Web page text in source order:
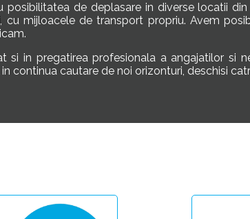
de deplasare in diverse locatii
mijloacele de transport propriu. Avem
si in pregatirea profesionala a angajatilor si
continua cautare de noi orizonturi, deschisi